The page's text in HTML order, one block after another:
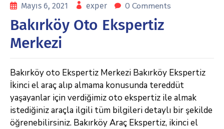
Mayıs 6, 2021 exper 0 Comments
Bakırköy Oto Ekspertiz
Merkezi
Bakırköy oto Ekspertiz Merkezi Bakırköy Ekspertiz
İkinci el araç alıp almama konusunda tereddüt
yaşayanlar için verdiğimiz oto ekspertiz ile almak
istediğiniz araçla ilgili tüm bilgileri detaylı bir şekilde
öğrenebilirsiniz. Bakırköy Araç Ekspertiz, ikinci el